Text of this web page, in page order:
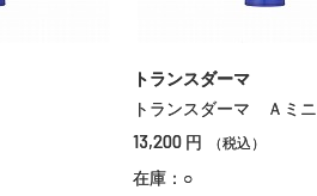
トランスダーマ
トランスダーマ Ａミニ
13,200 円 （税込）
在庫：○